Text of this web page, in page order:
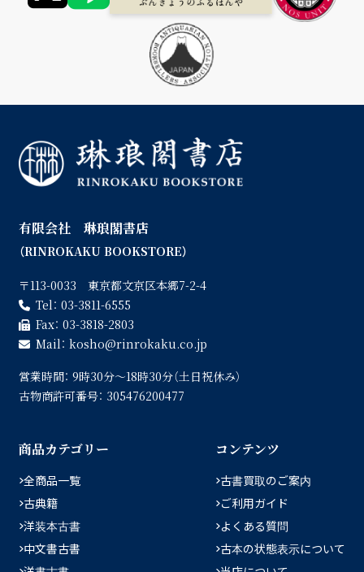
有限会社 琳琅閣書店
（RINROKAKU BOOKSTORE）
〒113-0033 東京都文京区本郷7-2-4
Tel： 03-3811-6555
Fax： 03-3818-2803
Mail： kosho
rinrokaku.co.jp
営業時間： 9時30分〜18時30分（土日祝休み）
古物商許可番号： 305476200477
商品カテゴリー
全商品一覧
古典籍
洋装本古書
中文書古書
コンテンツ
古書買取のご案内
ご利用ガイド
よくある質問
古本の状態表示について